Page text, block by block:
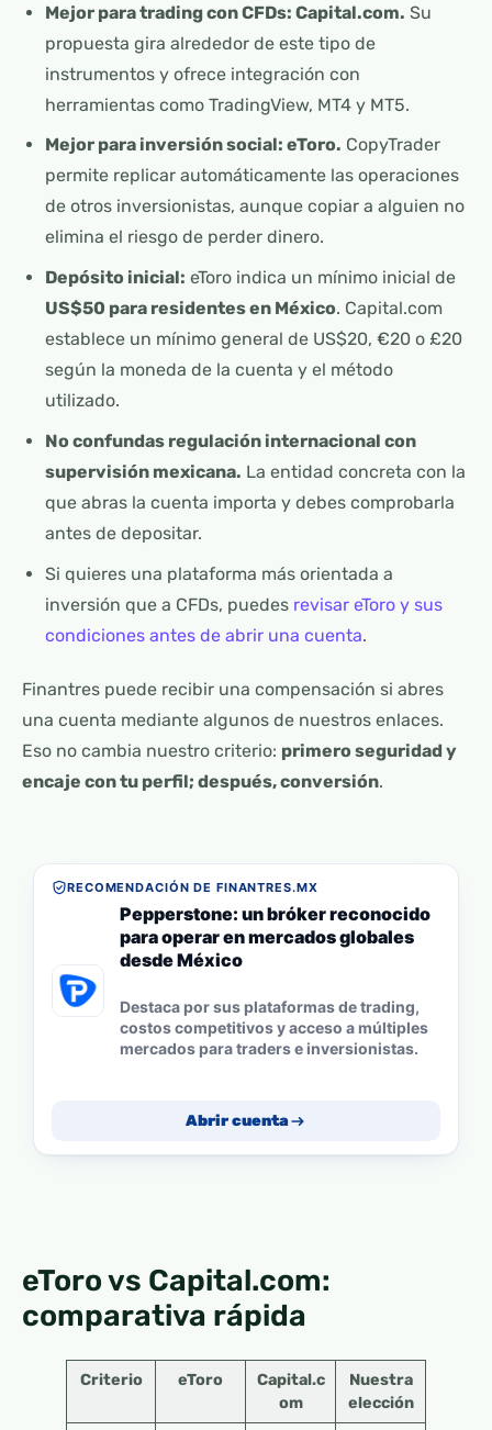
Mejor para trading con CFDs: Capital.com. Su
propuesta gira alrededor de este tipo de
instrumentos y ofrece integración con
herramientas como TradingView, MT4 y MT5.
Mejor para inversión social: eToro. CopyTrader
permite replicar automáticamente las operaciones
de otros inversionistas, aunque copiar a alguien no
elimina el riesgo de perder dinero.
Depósito inicial: eToro indica un mínimo inicial de
US$50 para residentes en México. Capital.com
establece un mínimo general de US$20, €20 o £20
según la moneda de la cuenta y el método
utilizado.
No confundas regulación internacional con
supervisión mexicana. La entidad concreta con la
que abras la cuenta importa y debes comprobarla
antes de depositar.
Si quieres una plataforma más orientada a
inversión que a CFDs, puedes revisar eToro y sus
condiciones antes de abrir una cuenta.
Finantres puede recibir una compensación si abres
una cuenta mediante algunos de nuestros enlaces.
Eso no cambia nuestro criterio: primero seguridad y
encaje con tu perfil; después, conversión.
RECOMENDACIÓN DE FINANTRES.MX
Pepperstone: un bróker reconocido
para operar en mercados globales
desde México
Destaca por sus plataformas de trading,
costos competitivos y acceso a múltiples
mercados para traders e inversionistas.
Abrir cuenta
eToro vs Capital.com:
comparativa rápida
Criterio eToro
Capital.c
om
Nuestra
elección